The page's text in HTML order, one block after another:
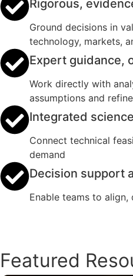
Rigorous,
Ground decisions in
technology, markets,
Expert guidance,
Work directly with
assumptions and
Integrated
Connect technical
demand
Decision support
Enable teams to
Featured